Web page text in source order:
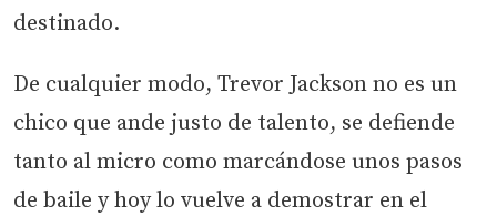
destinado.
De cualquier modo, Trevor Jackson no es un
chico que ande justo de talento, se defiende
tanto al micro como marcándose unos pasos
de baile y hoy lo vuelve a demostrar en el